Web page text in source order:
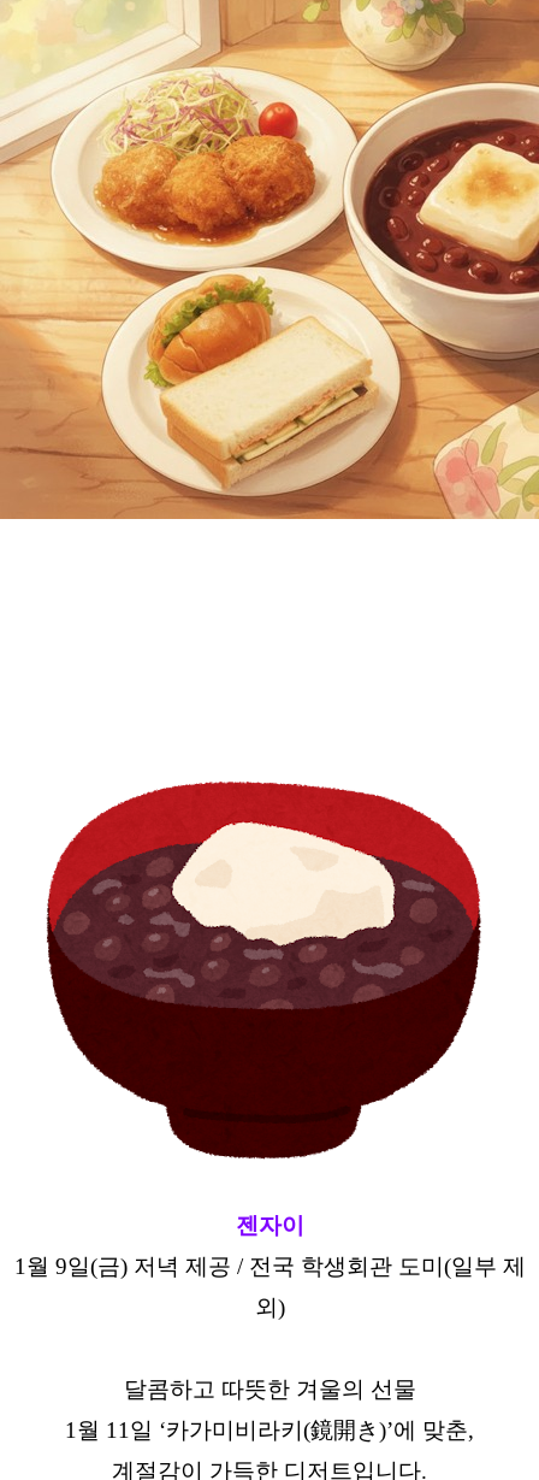
젠자이
1월 9일(금) 저녁 제공 / 전국 학생회관 도미(일부 제
외)
달콤하고 따뜻한 겨울의 선물
1월 11일 ‘카가미비라키(鏡開き)’에 맞춘,
계절감이 가득한 디저트입니다.